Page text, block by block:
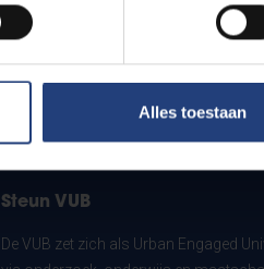
Alles toestaan
Steun VUB
De VUB zet zich als Urban Engaged